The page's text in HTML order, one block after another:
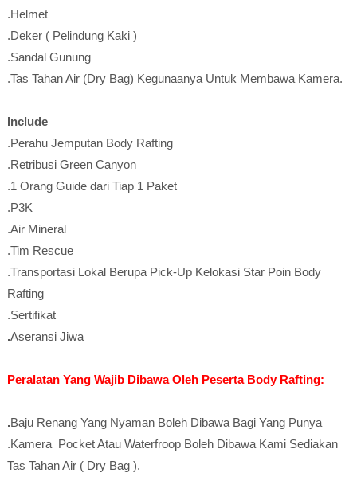
.Helmet
.Deker ( Pelindung Kaki )
.Sandal Gunung
.Tas Tahan Air (Dry Bag) Kegunaanya Untuk Membawa Kamera.
Include
.Perahu Jemputan Body Rafting
.Retribusi Green Canyon
.1 Orang Guide dari Tiap 1 Paket
.P3K
.Air Mineral
.Tim Rescue
.Transportasi Lokal Berupa Pick-Up Kelokasi Star Poin Body
Rafting
.Sertifikat
.Aseransi Jiwa
Peralatan Yang Wajib Dibawa Oleh Peserta Body Rafting:
.Baju Renang Yang Nyaman Boleh Dibawa Bagi Yang Punya
.Kamera Pocket Atau Waterfroop Boleh Dibawa Kami Sediakan
Tas Tahan Air ( Dry Bag ).